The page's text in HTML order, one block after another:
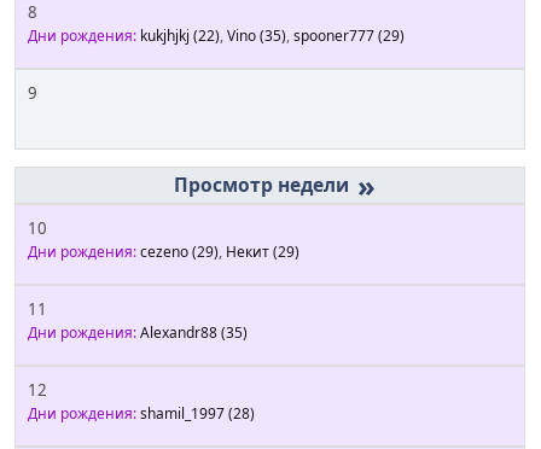
8
Дни рождения: kukjhjkj (22),Vino(35),spooner777(29)
9
»
10
Дни рождения:cezeno(29), Некит(29)
11
Дни рождения:Alexandr88(35)
12
Дни рождения:shamil_1997(28)